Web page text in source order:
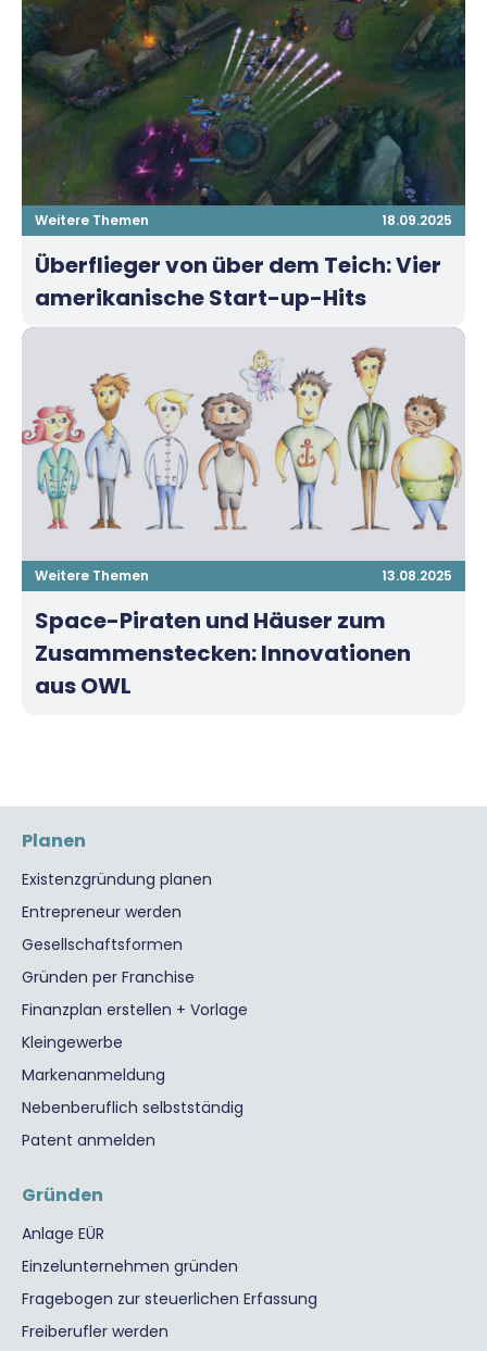
18.09.2025
Weitere Themen
Überflieger von über dem Teich: Vier
amerikanische Start-up-Hits
13.08.2025
Weitere Themen
Space-Piraten und Häuser zum
Zusammenstecken: Innovationen
aus OWL
Planen
Existenzgründung planen
Entrepreneur werden
Gesellschaftsformen
Gründen per Franchise
Finanzplan erstellen + Vorlage
Kleingewerbe
Markenanmeldung
Nebenberuflich selbstständig
Patent anmelden
Gründen
Anlage EÜR
Einzelunternehmen gründen
Fragebogen zur steuerlichen Erfassung
Freiberufler werden